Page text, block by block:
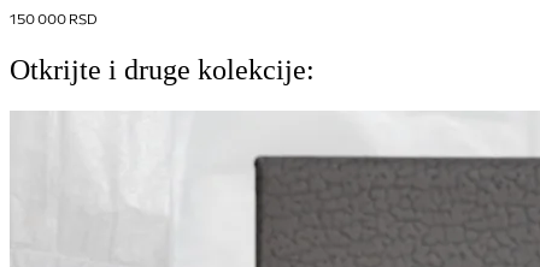
150 000RSD
Otkrijte i druge kolekcije: